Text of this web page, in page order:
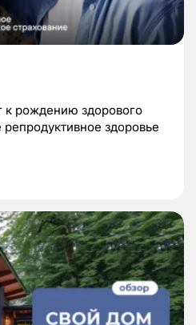
к рождению здорового
здоровье